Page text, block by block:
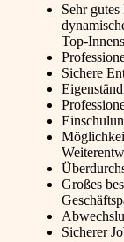
Sehr
Top-
Sichere
Großes
Sicherer